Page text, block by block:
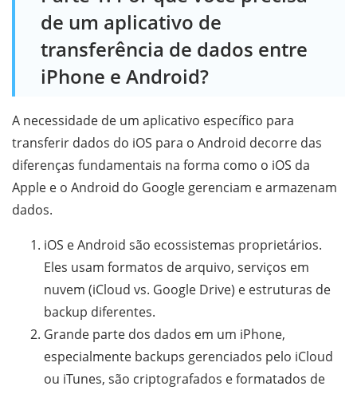
de um aplicativo de
transferência de dados entre
iPhone e Android?
A necessidade de um aplicativo específico para
transferir dados do iOS para o Android decorre das
diferenças fundamentais na forma como o iOS da
Apple e o Android do Google gerenciam e armazenam
dados.
iOS e Android são ecossistemas proprietários.
Eles usam formatos de arquivo, serviços em
nuvem (iCloud vs. Google Drive) e estruturas de
backup diferentes.
Grande parte dos dados em um iPhone,
especialmente backups gerenciados pelo iCloud
ou iTunes, são criptografados e formatados de